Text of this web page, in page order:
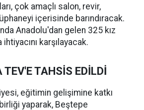
çok amaçlı salon, revir,
içerisinde barındıracak.
Anadolu'dan gelen 325 kız
karşılayacak.
TEV'E TAHSİS EDİLDİ
eğitimin gelişimine katkı
yaparak, Beştepe